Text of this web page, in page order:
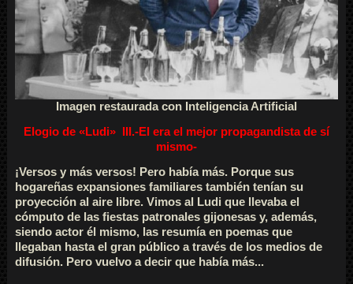
Imagen restaurada con Inteligencia Artificial
Elogio de «Ludi»
III.-El era el mejor propagandista de sí
mismo-
¡Versos y más versos! Pero había más. Porque sus
hogareñas expansiones familiares también tenían su
proyección al aire libre. Vimos al Ludi que llevaba el
cómputo de las fiestas patronales gijonesas y, además,
siendo actor él mismo, las resumía en poemas que
llegaban hasta el gran público a través de los medios de
difusión. Pero vuelvo a decir que había más...